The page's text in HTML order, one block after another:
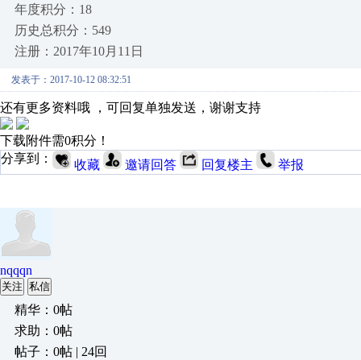
年度积分：18
历史总积分：549
注册：2017年10月11日
发表于：2017-10-12 08:32:51
还有更多资料哦 ，可回复单独发送，谢谢支持
下载附件需0积分！
分享到：
收藏 邀请回答 回复楼主 举报
nqqqn
关注 私信
精华：0帖
求助：0帖
帖子：0帖 | 24回